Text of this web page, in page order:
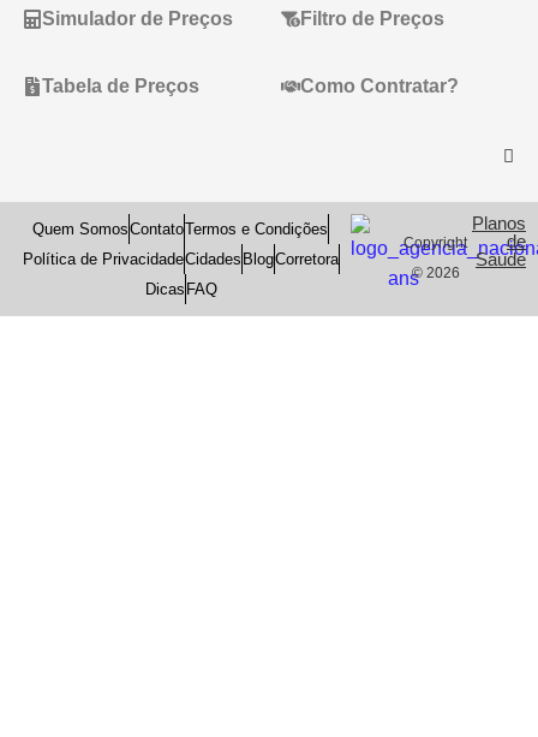
Simulador de Preços Filtro de Preços
Tabela de Preços Como Contratar?
Quem SomosContatoTermos e Condições
Política de PrivacidadeCidades BlogCorretora
Dicas FAQ
Copyright
© 2026
Planos
de
Saude